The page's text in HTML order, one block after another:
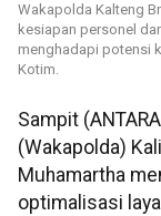
Wakapolda Kalteng
kesiapan personel
menghadapi potensi
Kotim.
Sampit
(Wakapolda)
Muhamartha
optimalisasi